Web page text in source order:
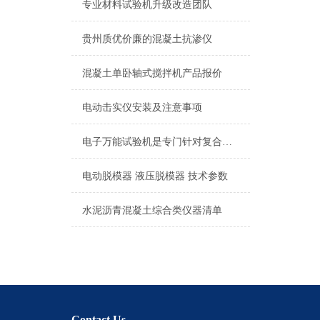
专业材料试验机升级改造团队
贵州质优价廉的混凝土抗渗仪
混凝土单卧轴式搅拌机产品报价
电动击实仪安装及注意事项
电子万能试验机是专门针对复合砂浆保温系统
电动脱模器 液压脱模器 技术参数
水泥沥青混凝土综合类仪器清单